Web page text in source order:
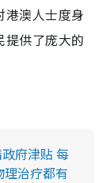
港澳人士度身
提供了庞大的
府津贴 每
治疗都有